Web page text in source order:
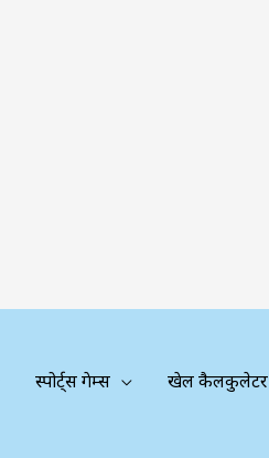
स्पोर्ट्स गेम्स
खेल कैलकुलेटर